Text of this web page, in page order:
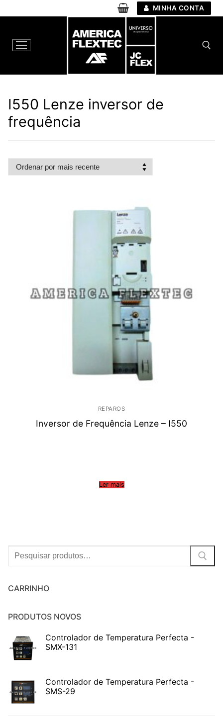
para
conteúdo
MINHA CONTA
I550 Lenze inversor de
frequência
REPAROS
Inversor de Frequência Lenze – I550
Ler mais
Procurar:
CARRINHO
PRODUTOS NOVOS
Controlador de Temperatura Perfecta -
SMX-131
Controlador de Temperatura Perfecta -
SMS-29